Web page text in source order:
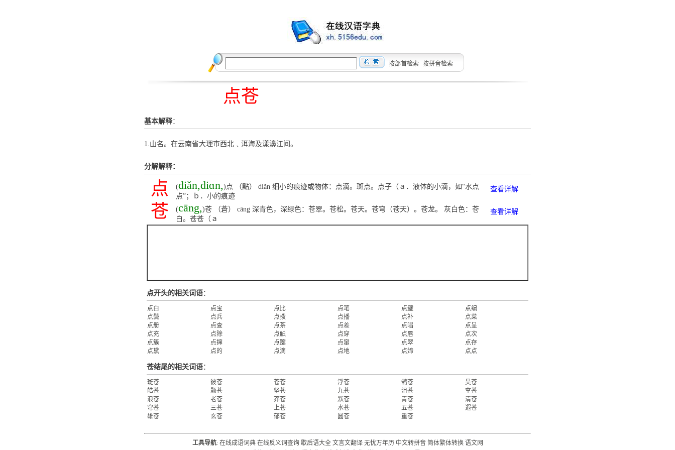
按部首检索 按拼音检索
点苍
基本解释：
1.山名。在云南省大理市西北﹑洱海及漾濞江间。
分解解释：
点 (diǎn,diɑn,)点 （點） diǎn 细小的痕迹或物体：点滴。斑点。点子（ａ．液体的小滴，如“水点
点”；ｂ．小的痕迹
查看详解
苍 (cāng,)苍 （蒼） cāng 深青色，深绿色：苍翠。苍松。苍天。苍穹（苍天）。苍龙。 灰白色：苍
白。苍苍（ａ
查看详解
点开头的相关词语：
点白 点宝 点比 点笔 点璧
点编
点鬓
点兵 点拨 点播 点补
点菜
点册
点查 点茶 点差 点唱
点呈
点充
点除 点触 点穿 点唇
点次
点簇
点撺 点蹿 点窜 点翠
点存
点黛
点的 点滴 点地 点媂 点点
苍结尾的相关词语：
斑苍 彼苍 苍苍 浮苍 鹄苍
昊苍
皓苍
颢苍 坚苍 九苍 沮苍
空苍
浪苍
老苍 莽苍 默苍 青苍
清苍
穹苍
三苍 上苍 水苍 五苍
遐苍
雄苍
玄苍 郁苍 圆苍 重苍
工具导航: 在线成语词典 在线反义词查询 歇后语大全 文言文翻译 无忧万年历 中文转拼音 简体繁体转换 语文网